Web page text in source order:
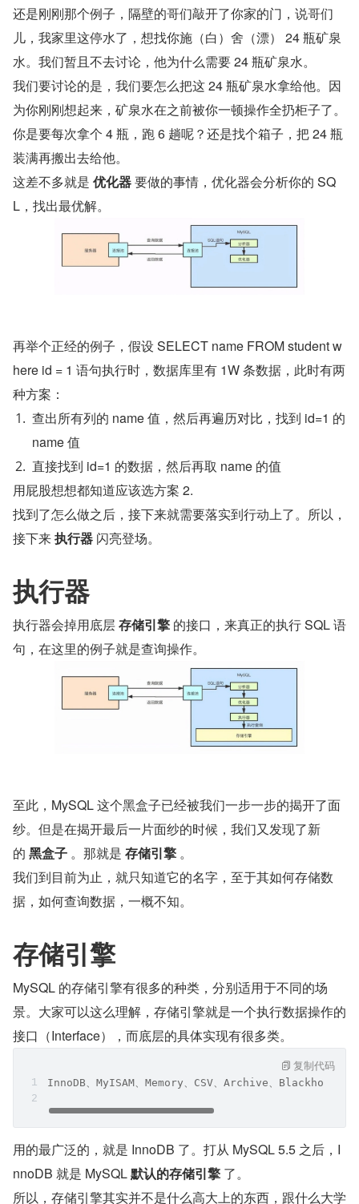
还是刚刚那个例子，隔壁的哥们敲开了你家的门，说哥们
儿，我家里这停水了，想找你施（白）舍（漂） 24 瓶矿泉
水。我们暂且不去讨论，他为什么需要 24 瓶矿泉水。
我们要讨论的是，我们要怎么把这 24 瓶矿泉水拿给他。因
为你刚刚想起来，矿泉水在之前被你一顿操作全扔柜子了。
你是要每次拿个 4 瓶，跑 6 趟呢？还是找个箱子，把 24 瓶
装满再搬出去给他。
这差不多就是 优化器 要做的事情，优化器会分析你的 SQ
L，找出最优解。
再举个正经的例子，假设 SELECT name FROM student w
here id = 1 语句执行时，数据库里有 1W 条数据，此时有两
种方案：
查出所有列的 name 值，然后再遍历对比，找到 id=1 的
name 值
直接找到 id=1 的数据，然后再取 name 的值
用屁股想想都知道应该选方案 2.
找到了怎么做之后，接下来就需要落实到行动上了。所以，
接下来 执行器 闪亮登场。
执行器
执行器会掉用底层 存储引擎 的接口，来真正的执行 SQL 语
句，在这里的例子就是查询操作。
至此，MySQL 这个黑盒子已经被我们一步一步的揭开了面
纱。但是在揭开最后一片面纱的时候，我们又发现了新
的 黑盒子 。那就是 存储引擎 。
我们到目前为止，就只知道它的名字，至于其如何存储数
据，如何查询数据，一概不知。
存储引擎
MySQL 的存储引擎有很多的种类，分别适用于不同的场
景。大家可以这么理解，存储引擎就是一个执行数据操作的
接口（Interface），而底层的具体实现有很多类。
InnoDB、MyISAM、Memory、CSV、Archive、Blackhole、
复制代码
用的最广泛的，就是 InnoDB 了。打从 MySQL 5.5 之后，I
nnoDB 就是 MySQL 默认的存储引擎 了。
所以，存储引擎其实并不是什么高大上的东西，跟什么大学